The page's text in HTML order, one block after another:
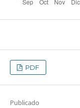
PDF
Publicado